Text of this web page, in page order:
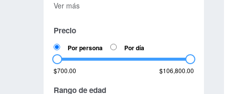
Ver más
Precio
Por persona Por día
$700.00 $106,800.00
Rango de edad